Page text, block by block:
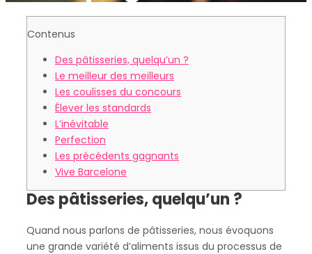
Contenus
Des pâtisseries, quelqu’un ?
Le meilleur des meilleurs
Les coulisses du concours
Élever les standards
L’inévitable
Perfection
Les précédents gagnants
Vive Barcelone
Des pâtisseries, quelqu’un ?
Quand nous parlons de pâtisseries, nous évoquons
une grande variété d’aliments issus du processus de